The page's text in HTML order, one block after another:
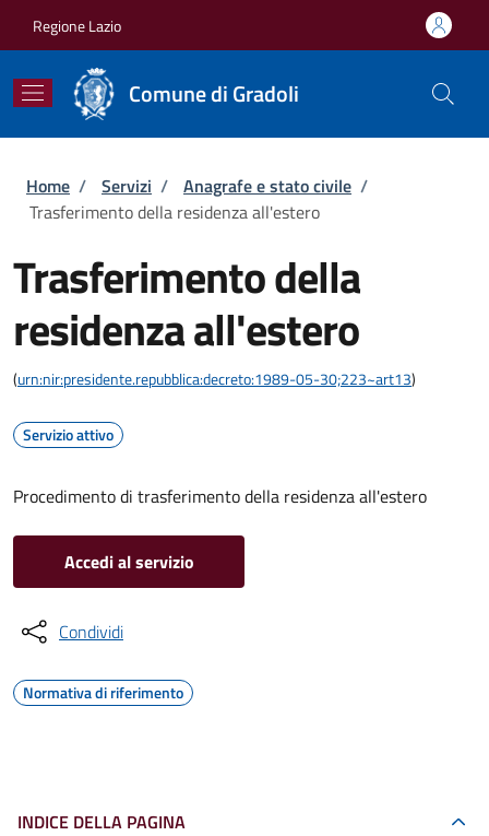
Regione Lazio
Comune di Gradoli
Briciole di pane
Home / Servizi / Anagrafe e stato civile /
Trasferimento della residenza all'estero
Trasferimento della
residenza all'estero
(urn:nir:presidente.repubblica:decreto:1989-05-30;223~art13)
Servizio attivo
Procedimento di trasferimento della residenza all'estero
Accedi al servizio
Condividi
Normativa di riferimento
INDICE DELLA PAGINA